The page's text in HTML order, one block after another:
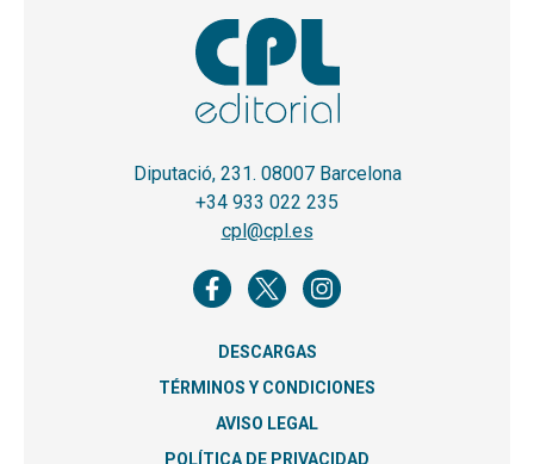
Diputació, 231. 08007 Barcelona
+34 933 022 235
cpl@cpl.es
DESCARGAS
TÉRMINOS Y CONDICIONES
AVISO LEGAL
POLÍTICA DE PRIVACIDAD